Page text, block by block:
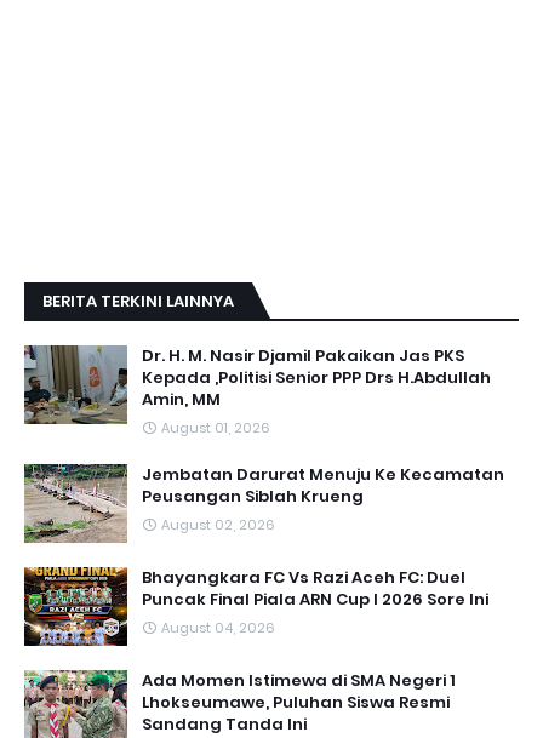
BERITA TERKINI LAINNYA
Dr. H. M. Nasir Djamil Pakaikan Jas PKS
Kepada ,Politisi Senior PPP Drs H.Abdullah
Amin, MM
August 01, 2026
Jembatan Darurat Menuju Ke Kecamatan
Peusangan Siblah Krueng
August 02, 2026
Bhayangkara FC Vs Razi Aceh FC: Duel
Puncak Final Piala ARN Cup I 2026 Sore Ini
August 04, 2026
Ada Momen Istimewa di SMA Negeri 1
Lhokseumawe, Puluhan Siswa Resmi
Sandang Tanda Ini